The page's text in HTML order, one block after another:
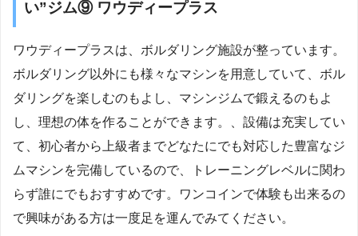
い”ジム⑨ ワウディープラス
ワウディープラスは、ボルダリング施設が整っています。
ボルダリング以外にも様々なマシンを用意していて、ボル
ダリングを楽しむのもよし、マシンジムで鍛えるのもよ
し、理想の体を作ることができます。、設備は充実してい
て、初心者から上級者までどなたにでも対応した豊富なジ
ムマシンを完備しているので、トレーニングレベルに関わ
らず誰にでもおすすめです。ワンコインで体験も出来るの
で興味がある方は一度足を運んでみてください。